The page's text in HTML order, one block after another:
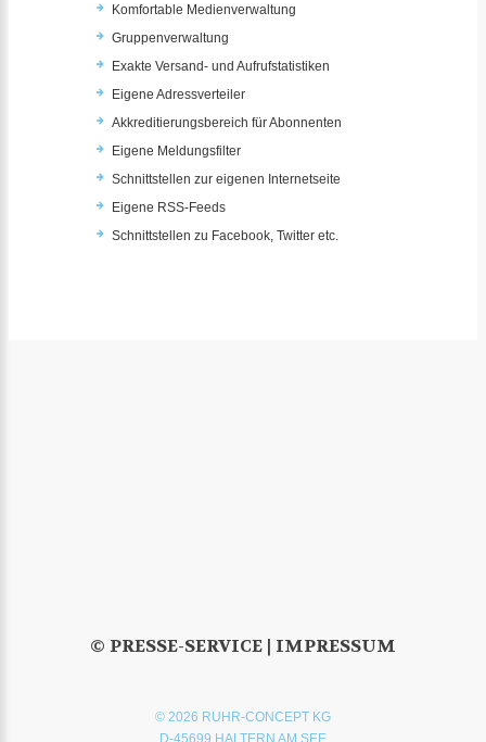
Komfortable Medienverwaltung
Gruppenverwaltung
Exakte Versand- und Aufrufstatistiken
Eigene Adressverteiler
Akkreditierungsbereich für Abonnenten
Eigene Meldungsfilter
Schnittstellen zur eigenen Internetseite
Eigene RSS-Feeds
Schnittstellen zu Facebook, Twitter etc.
© PRESSE-SERVICE | IMPRESSUM
© 2026 RUHR-CONCEPT KG
D-45699 HALTERN AM SEE